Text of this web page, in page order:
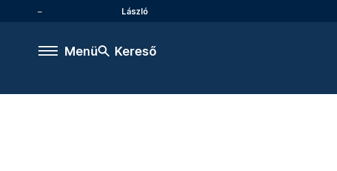
László
Menü Kereső